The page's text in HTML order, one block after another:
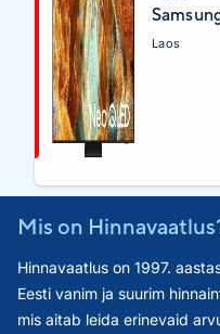
Laos
Mis on
Hinnavaatlus on 1997.
Eesti vanim ja suurim
mis aitab leida erinevaid